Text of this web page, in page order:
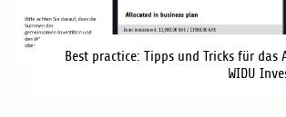
Best practice: Tipps und Tricks für das
WIDU